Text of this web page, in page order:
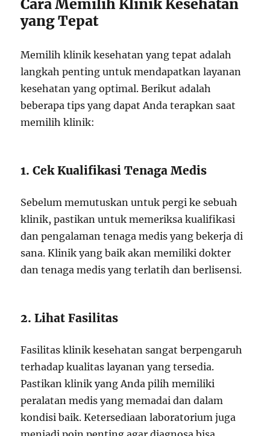
Cara Memilih Klinik Kesehatan
yang Tepat
Memilih klinik kesehatan yang tepat adalah
langkah penting untuk mendapatkan layanan
kesehatan yang optimal. Berikut adalah
beberapa tips yang dapat Anda terapkan saat
memilih klinik:
1. Cek Kualifikasi Tenaga Medis
Sebelum memutuskan untuk pergi ke sebuah
klinik, pastikan untuk memeriksa kualifikasi
dan pengalaman tenaga medis yang bekerja di
sana. Klinik yang baik akan memiliki dokter
dan tenaga medis yang terlatih dan berlisensi.
2. Lihat Fasilitas
Fasilitas klinik kesehatan sangat berpengaruh
terhadap kualitas layanan yang tersedia.
Pastikan klinik yang Anda pilih memiliki
peralatan medis yang memadai dan dalam
kondisi baik. Ketersediaan laboratorium juga